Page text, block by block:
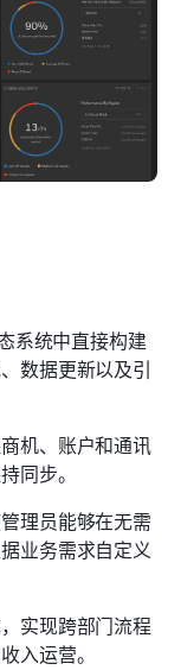
系统中直接构建
数据更新以及引
机、账户和通讯
同步。
理员能够在无需
业务需求自定义
实现跨部门流程
入运营。